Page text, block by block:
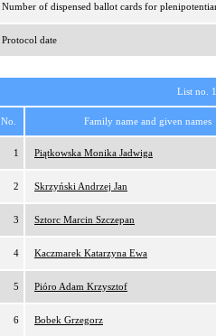
Number of dispensed ballot cards for
Protocol date
List no.
No. Family name and given names
1 Piątkowska Monika Jadwiga
2 Skrzyński Andrzej Jan
3 Sztorc Marcin Szczepan
4 Kaczmarek Katarzyna Ewa
5 Pióro Adam Krzysztof
6 Bobek Grzegorz